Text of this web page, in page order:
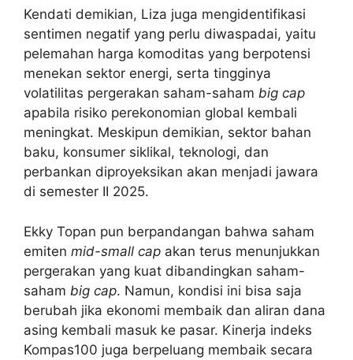
Kendati demikian, Liza juga mengidentifikasi
sentimen negatif yang perlu diwaspadai, yaitu
pelemahan harga komoditas yang berpotensi
menekan sektor energi, serta tingginya
volatilitas pergerakan saham-saham big cap
apabila risiko perekonomian global kembali
meningkat. Meskipun demikian, sektor bahan
baku, konsumer siklikal, teknologi, dan
perbankan diproyeksikan akan menjadi jawara
di semester II 2025.
Ekky Topan pun berpandangan bahwa saham
emiten mid-small cap akan terus menunjukkan
pergerakan yang kuat dibandingkan saham-
saham big cap. Namun, kondisi ini bisa saja
berubah jika ekonomi membaik dan aliran dana
asing kembali masuk ke pasar. Kinerja indeks
Kompas100 juga berpeluang membaik secara